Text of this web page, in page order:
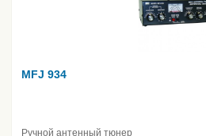
MFJ 934
Ручной антенный тюнер